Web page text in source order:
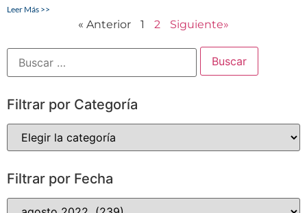
Leer Más >>
« Anterior 1 2 Siguiente»
Filtrar por Categoría
Filtrar por Fecha